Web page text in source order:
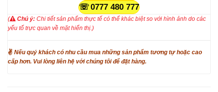
0777 480 777
( Chú ý: Chi tiết sản phẩm thực tế có thể khác biệt so với hình ảnh do các
yếu tố trực quan về mặt hiển thị.)
✌ Nếu quý khách có nhu cầu mua những sản phẩm tương tự hoặc cao
cấp hơn. Vui lòng liên hệ với chúng tôi để đặt hàng.